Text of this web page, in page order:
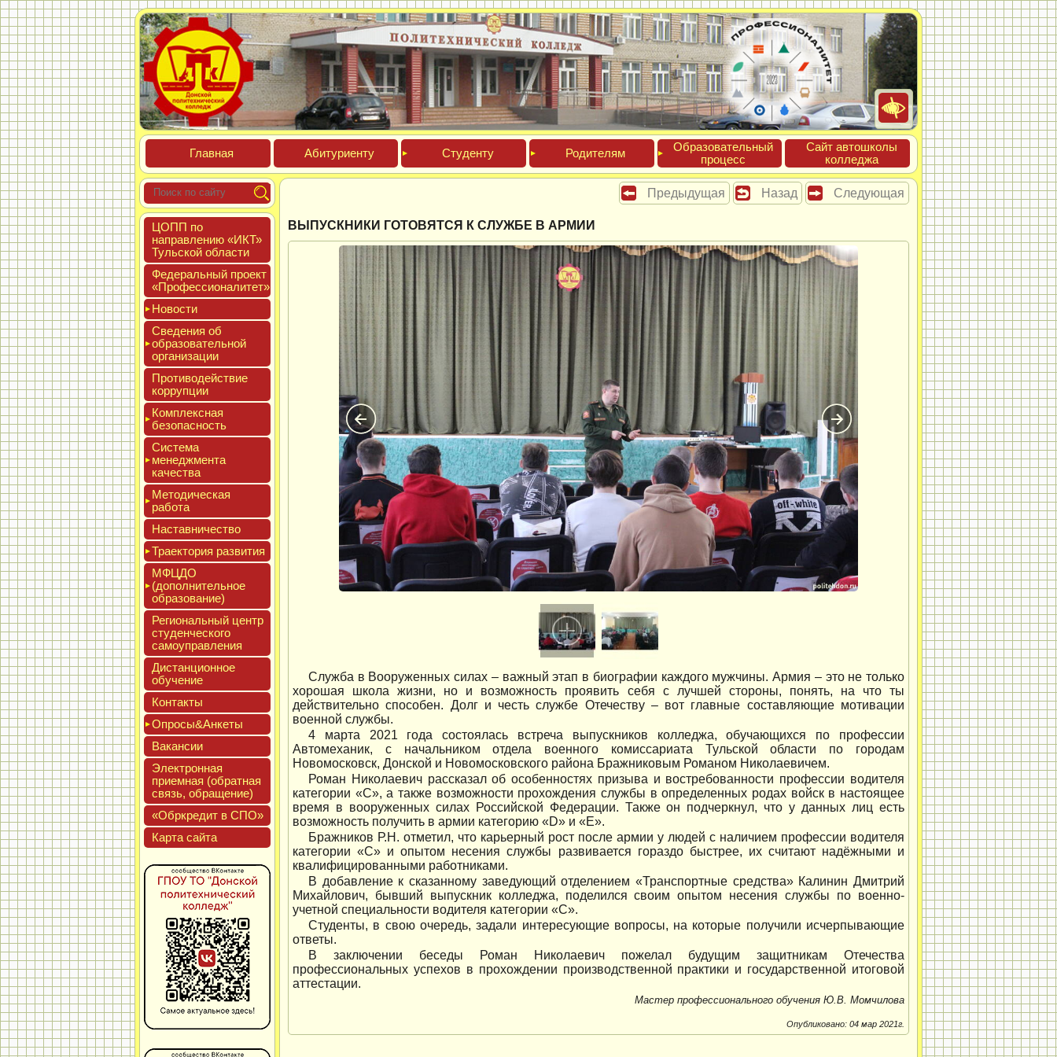
Глав­ная Аби­тури­ен­ту Сту­ден­ту Роди­телям
Обра­зова­тель­ный
про­цесс
Сайт ав­тошко­лы
кол­леджа
ЦОПП по
нап­равле­нию «ИКТ»
Туль­ской об­ласти
Феде­раль­ный про­ект
«Про­фес­си­она­литет»
Новос­ти
Све­дения об
об­ра­зова­тель­ной
ор­га­низа­ции
Про­тиво­дей­ствие
кор­рупции
Ком­плексная
бе­зопас­ность
Сис­те­ма
ме­нед­жмен­та
ка­чес­тва
Мето­дичес­кая
ра­бота
Нас­тавни­чес­тво
Тра­ек­то­рия раз­ви­тия
МФЦДО
(до­пол­ни­тель­ное
об­ра­зова­ние)
Реги­ональ­ный центр
сту­ден­ческо­го
са­мо­уп­равле­ния
Дис­танци­он­ное
обу­чение
Кон­такты
Опро­сы&Анке­ты
Вакан­сии
Элек­трон­ная
при­ем­ная (об­ратная
связь, об­ра­щение)
«Обркре­дит в СПО»
Кар­та сай­та
Предыдущая Назад Следующая
ВЫПУСКНИКИ ГОТОВЯТСЯ К СЛУЖБЕ В АРМИИ
Служба в Вооруженных силах – важный этап в биографии каждого мужчины. Армия – это не только
хорошая школа жизни, но и возможность проявить себя с лучшей стороны, понять, на что ты
действительно способен. Долг и честь службе Отечеству – вот главные составляющие мотивации
военной службы.
4 марта 2021 года состоялась встреча выпускников колледжа, обучающихся по профессии
Автомеханик, с начальником отдела военного комиссариата Тульской области по городам
Новомосковск, Донской и Новомосковского района Бражниковым Романом Николаевичем.
Роман Николаевич рассказал об особенностях призыва и востребованности профессии водителя
категории «С», а также возможности прохождения службы в определенных родах войск в настоящее
время в вооруженных силах Российской Федерации. Также он подчеркнул, что у данных лиц есть
возможность получить в армии категорию «D» и «Е».
Бражников Р.Н. отметил, что карьерный рост после армии у людей с наличием профессии водителя
категории «С» и опытом несения службы развивается гораздо быстрее, их считают надёжными и
квалифицированными работниками.
В добавление к сказанному заведующий отделением «Транспортные средства» Калинин Дмитрий
Михайлович, бывший выпускник колледжа, поделился своим опытом несения службы по военно-
учетной специальности водителя категории «С».
Студенты, в свою очередь, задали интересующие вопросы, на которые получили исчерпывающие
ответы.
В заключении беседы Роман Николаевич пожелал будущим защитникам Отечества
профессиональных успехов в прохождении производственной практики и государственной итоговой
аттестации.
Мастер профессионального обучения Ю.В. Момчилова
Опубликовано: 04 мар 2021г.